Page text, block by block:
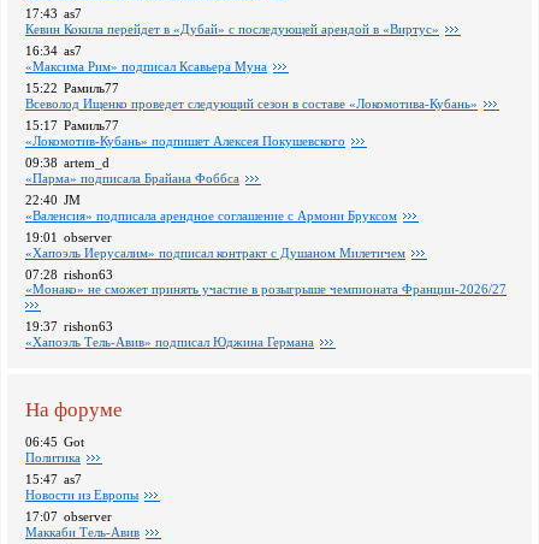
17:43 as7
Кевин Кокила перейдет в «Дубай» с последующей арендой в «Виртус»
16:34 as7
«Максима Рим» подписал Ксавьера Муна
15:22 Рамиль77
Всеволод Ищенко проведет следующий сезон в составе «Локомотива-Кубань»
15:17 Рамиль77
«Локомотив-Кубань» подпишет Алексея Покушевского
09:38 artem_d
«Парма» подписала Брайана Фоббса
22:40 JM
«Валенсия» подписала арендное соглашение с Армони Бруксом
19:01 observer
«Хапоэль Иерусалим» подписал контракт с Душаном Милетичем
07:28 rishon63
«Монако» не сможет принять участие в розыгрыше чемпионата Франции-2026/27
19:37 rishon63
«Хапоэль Тель-Авив» подписал Юджина Германа
На форуме
06:45 Got
Политика
15:47 as7
Новости из Европы
17:07 observer
Маккаби Тель-Авив